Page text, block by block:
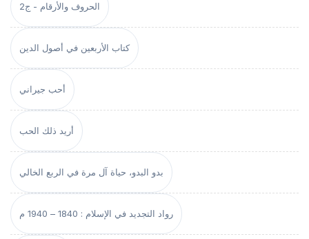
الحروف والأرقام - ج2
كتاب الأربعين في أصول الدين
أحب جيراني
أريد ذلك الحب
بدو البدو، حياة آل مرة في الربع الخالي
رواد التجديد في الإسلام : 1840 – 1940 م